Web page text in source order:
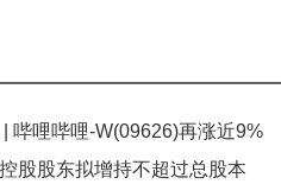
哔哩哔哩-W(09626)再涨近9%
布3亿美元回购计划 约占其市
股股东拟增持不超过总股本